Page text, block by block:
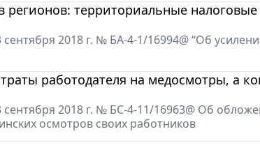
регионов: территориальные
2018 г. № БА-4-1/16994@ “Об
работодателя на медосмотры, а
2018 г. № БС-4-11/16963@ Об
осмотров своих работников